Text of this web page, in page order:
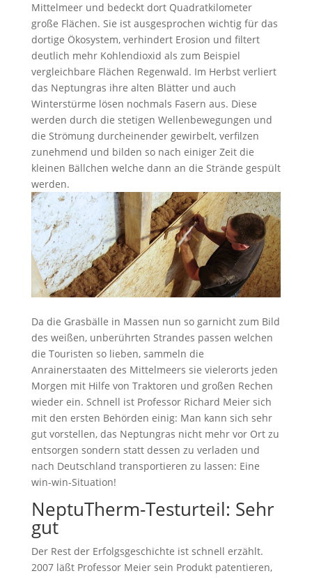
Mittelmeer und bedeckt dort Quadratkilometer
große Flächen. Sie ist ausgesprochen wichtig für das
dortige Ökosystem, verhindert Erosion und filtert
deutlich mehr Kohlendioxid als zum Beispiel
vergleichbare Flächen Regenwald. Im Herbst verliert
das Neptungras ihre alten Blätter und auch
Winterstürme lösen nochmals Fasern aus. Diese
werden durch die stetigen Wellenbewegungen und
die Strömung durcheinender gewirbelt, verfilzen
zunehmend und bilden so nach einiger Zeit die
kleinen Bällchen welche dann an die Strände gespült
werden.
Da die Grasbälle in Massen nun so garnicht zum Bild
des weißen, unberührten Strandes passen welchen
die Touristen so lieben, sammeln die
Anrainerstaaten des Mittelmeers sie vielerorts jeden
Morgen mit Hilfe von Traktoren und großen Rechen
wieder ein. Schnell ist Professor Richard Meier sich
mit den ersten Behörden einig: Man kann sich sehr
gut vorstellen, das Neptungras nicht mehr vor Ort zu
entsorgen sondern statt dessen zu verladen und
nach Deutschland transportieren zu lassen: Eine
win-win-Situation!
NeptuTherm-Testurteil: Sehr
gut
Der Rest der Erfolgsgeschichte ist schnell erzählt.
2007 läßt Professor Meier sein Produkt patentieren,